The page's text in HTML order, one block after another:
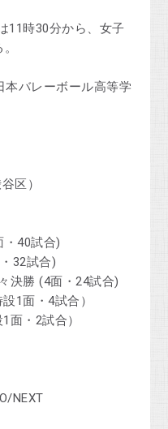
11時30分から、女子
本バレーボール高等学
区）
・40試合)
32試合)
決勝 (4面・24試合)
1面・4試合）
面・2試合）
NEXT